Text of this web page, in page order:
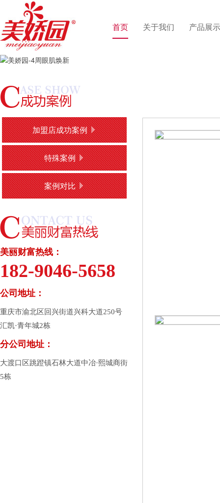
首页 关于我们 产品展示
加盟店成功案例
特殊案例
案例对比
美丽财富热线：
182-9046-5658
公司地址：
重庆市渝北区回兴街道兴科大道250号
汇凯·青年城2栋
分公司地址：
大渡口区跳蹬镇石林大道中冶·熙城商街
5栋